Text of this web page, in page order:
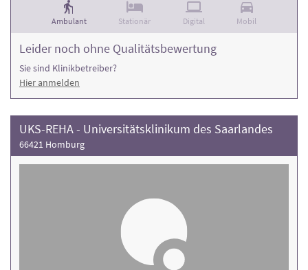
Ambulant Stationär Digital Mobil
Leider noch ohne Qualitätsbewertung
Sie sind Klinikbetreiber?
Hier anmelden
UKS-REHA - Universitätsklinikum des Saarlandes
66421 Homburg